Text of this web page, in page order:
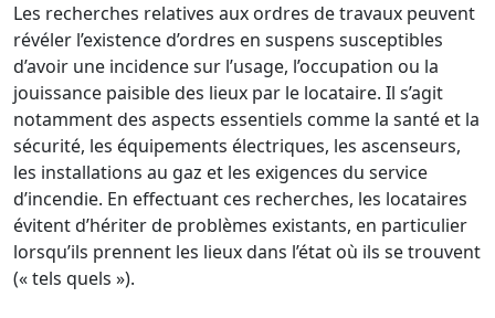
Les recherches relatives aux ordres de travaux peuvent
révéler l’existence d’ordres en suspens susceptibles
d’avoir une incidence sur l’usage, l’occupation ou la
jouissance paisible des lieux par le locataire. Il s’agit
notamment des aspects essentiels comme la santé et la
sécurité, les équipements électriques, les ascenseurs,
les installations au gaz et les exigences du service
d’incendie. En effectuant ces recherches, les locataires
évitent d’hériter de problèmes existants, en particulier
lorsqu’ils prennent les lieux dans l’état où ils se trouvent
(« tels quels »).